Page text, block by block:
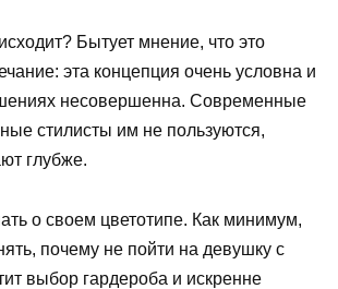
Бытует мнение, что это
эта концепция очень условна и
несовершенна. Современные
стилисты им не пользуются,
глубже.
о своем цветотипе. Как минимум,
почему не пойти на девушку с
выбор гардероба и искренне